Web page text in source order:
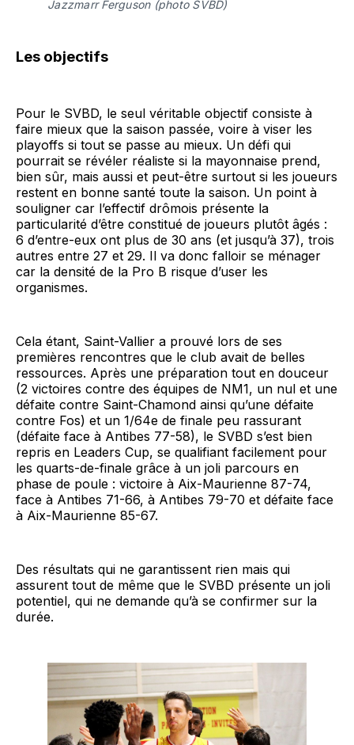
Jazzmarr Ferguson (photo SVBD)
Les objectifs
Pour le SVBD, le seul véritable objectif consiste à
faire mieux que la saison passée, voire à viser les
playoffs si tout se passe au mieux. Un défi qui
pourrait se révéler réaliste si la mayonnaise prend,
bien sûr, mais aussi et peut-être surtout si les joueurs
restent en bonne santé toute la saison. Un point à
souligner car l’effectif drômois présente la
particularité d’être constitué de joueurs plutôt âgés :
6 d’entre-eux ont plus de 30 ans (et jusqu’à 37), trois
autres entre 27 et 29. Il va donc falloir se ménager
car la densité de la Pro B risque d’user les
organismes.
Cela étant, Saint-Vallier a prouvé lors de ses
premières rencontres que le club avait de belles
ressources. Après une préparation tout en douceur
(2 victoires contre des équipes de NM1, un nul et une
défaite contre Saint-Chamond ainsi qu’une défaite
contre Fos) et un 1/64e de finale peu rassurant
(défaite face à Antibes 77-58), le SVBD s’est bien
repris en Leaders Cup, se qualifiant facilement pour
les quarts-de-finale grâce à un joli parcours en
phase de poule : victoire à Aix-Maurienne 87-74,
face à Antibes 71-66, à Antibes 79-70 et défaite face
à Aix-Maurienne 85-67.
Des résultats qui ne garantissent rien mais qui
assurent tout de même que le SVBD présente un joli
potentiel, qui ne demande qu’à se confirmer sur la
durée.